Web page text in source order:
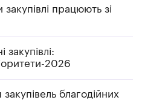
працюють зі
закупівлі:
2026
благодійних